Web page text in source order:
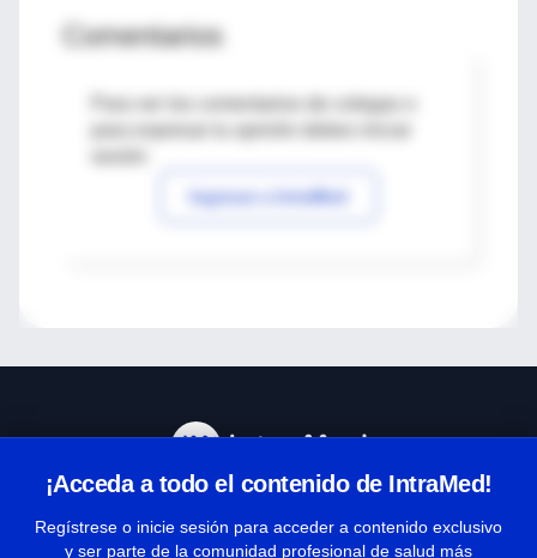
Comentarios
Para ver los comentarios de colegas o
Ingresar a IntraMed
¡Acceda a todo el contenido de IntraMed!
Regístrese o inicie sesión para acceder a contenido exclusivo
y ser parte de la comunidad profesional de salud más